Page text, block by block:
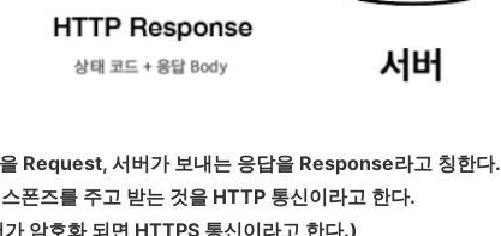
Request, 서버가 보내는 응답을 Response라고 칭한다.
폰즈를 주고 받는 것을 HTTP 통신이라고 한다.
암호화 되면 HTTPS 통신이라고 한다.)